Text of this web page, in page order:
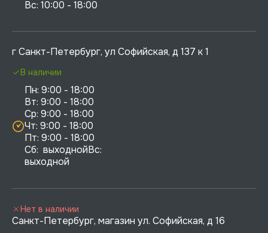
г Санкт-Петербург, ул Софийская, д 137 к 1
Пн: 9:00 - 18:00
Вт: 9:00 - 18:00
Ср: 9:00 - 18:00
Чт: 9:00 - 18:00
Пт: 9:00 - 18:00
Сб:  выходнойВс:
выходной
В наличии
Санкт-Петербург, магазин ул. Софийская, д 16
Нет в наличии